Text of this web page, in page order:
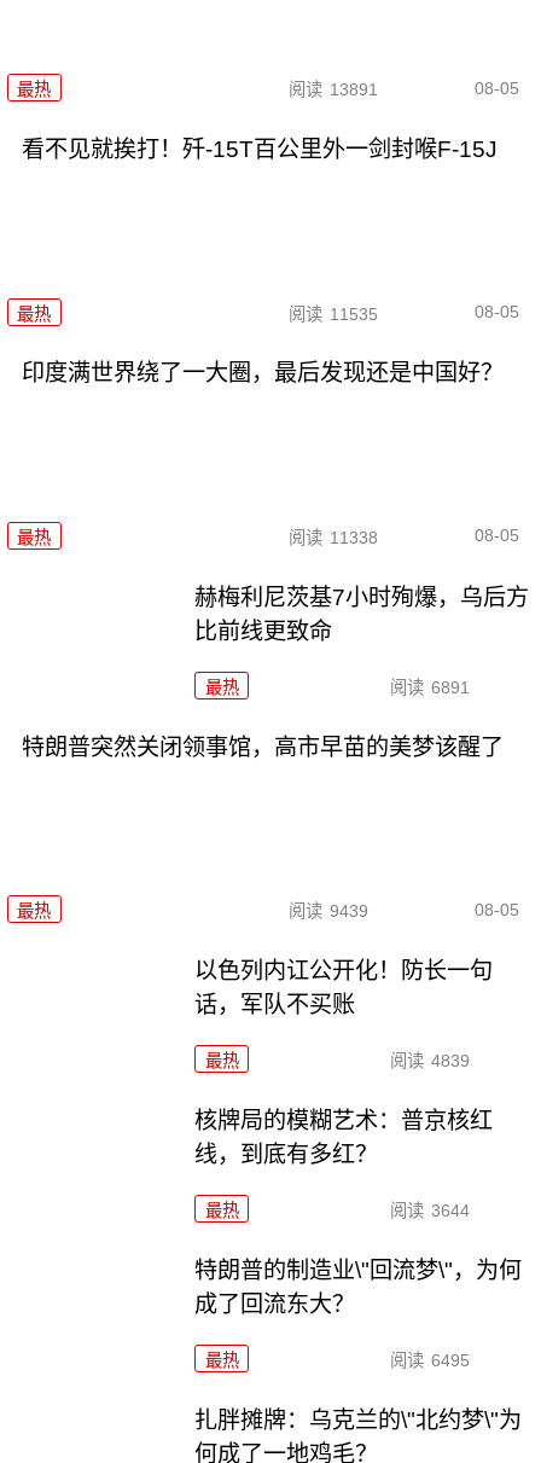
最热 阅读 13891 08-05
看不见就挨打！歼-15T百公里外一剑封喉F-15J
最热 阅读 11535 08-05
印度满世界绕了一大圈，最后发现还是中国好？
最热 阅读 11338 08-05
赫梅利尼茨基7小时殉爆，乌后方
比前线更致命
最热 阅读 6891
特朗普突然关闭领事馆，高市早苗的美梦该醒了
最热 阅读 9439 08-05
以色列内讧公开化！防长一句
话，军队不买账
最热 阅读 4839
核牌局的模糊艺术：普京核红
线，到底有多红？
最热 阅读 3644
特朗普的制造业\"回流梦\"，为何
成了回流东大？
最热 阅读 6495
扎胖摊牌：乌克兰的\"北约梦\"为
何成了一地鸡毛？